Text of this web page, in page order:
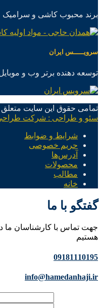
برند محبوب کاشی و سرامیک
سرویـــــس ایران
توسعه دهنده برتر وب و
تمامی حقوق این سایت
سئو و طراحی : شرکت
شرایط و ضوابط
حریم خصوصی
آدرس‌ها
محصولات
مطالب
خانه
گفتگو با ما
جهت تماس با کارشناسان ما
هستیم
09181110195
info@hamedanhaji.ir